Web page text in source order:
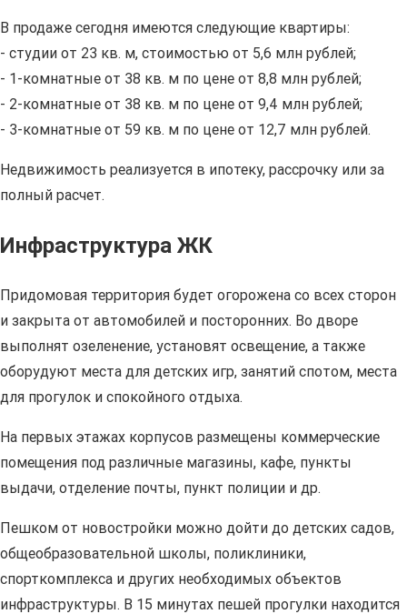
В продаже сегодня имеются следующие квартиры:
- студии от 23 кв. м, стоимостью от 5,6 млн рублей;
- 1-комнатные от 38 кв. м по цене от 8,8 млн рублей;
- 2-комнатные от 38 кв. м по цене от 9,4 млн рублей;
- 3-комнатные от 59 кв. м по цене от 12,7 млн рублей.
Недвижимость реализуется в ипотеку, рассрочку или за
полный расчет.
Инфраструктура ЖК
Придомовая территория будет огорожена со всех сторон
и закрыта от автомобилей и посторонних. Во дворе
выполнят озеленение, установят освещение, а также
оборудуют места для детских игр, занятий спотом, места
для прогулок и спокойного отдыха.
На первых этажах корпусов размещены коммерческие
помещения под различные магазины, кафе, пункты
выдачи, отделение почты, пункт полиции и др.
Пешком от новостройки можно дойти до детских садов,
общеобразовательной школы, поликлиники,
спорткомплекса и других необходимых объектов
инфраструктуры. В 15 минутах пешей прогулки находится